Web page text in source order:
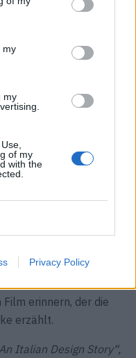
my
my
of my
with the
Privacy Policy
man sie aber
zunehmend
Kino orientiert. Vor
Mondo: An Italian
erinnern, der die
erzählt.
Italian Design Story“,